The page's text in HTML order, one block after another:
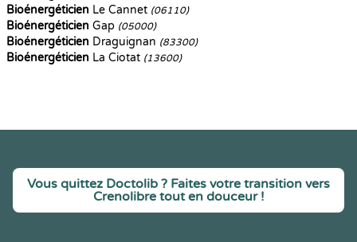
Bioénergéticien Le Cannet (06110)
Bioénergéticien Gap (05000)
Bioénergéticien Draguignan (83300)
Bioénergéticien La Ciotat (13600)
Vous quittez Doctolib ? Faites votre transition vers
Crenolibre tout en douceur !